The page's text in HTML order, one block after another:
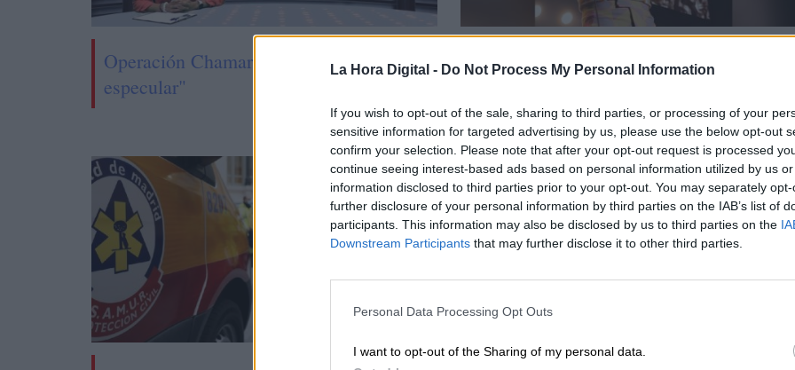
La Hora Digital - Do Not Process My Personal Information
If you wish to opt-out of the sale, sharing to third parties, or processing of your
sensitive information for targeted advertising by us, please use the below opt-out
confirm your selection. Please note that after your opt-out request is processed
continue seeing interest-based ads based on personal information utilized by us
information disclosed to third parties prior to your opt-out. You may separately
further disclosure of your personal information by third parties on the IAB’s list of
participants. This information may also be disclosed by us to third parties on the
Downstream Participants that may further disclose it to other third parties.
Personal Data Processing Opt Outs
I want to opt-out of the Sharing of my personal data.
Operación Chamartín, "licencia para
especular"
Trajes brillantes y boas coloridas: Harry
España